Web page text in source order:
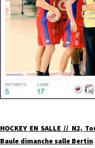
HOCKEY EN SALLE // N2,
Baule dimanche salle Bertin